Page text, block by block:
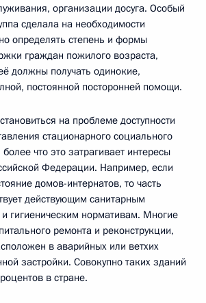
организации досуга. Особый
сделала на необходимости
определять степень и формы
граждан пожилого возраста,
должны получать одинокие,
постоянной посторонней помощи.
на проблеме доступности
стационарного социального
что это затрагивает интересы
Федерации. Например, если
домов-интернатов, то часть
действующим санитарным
гигиеническим нормативам. Многие
ремонта и реконструкции,
в аварийных или ветхих
застройки. Совокупно таких зданий
в стране.